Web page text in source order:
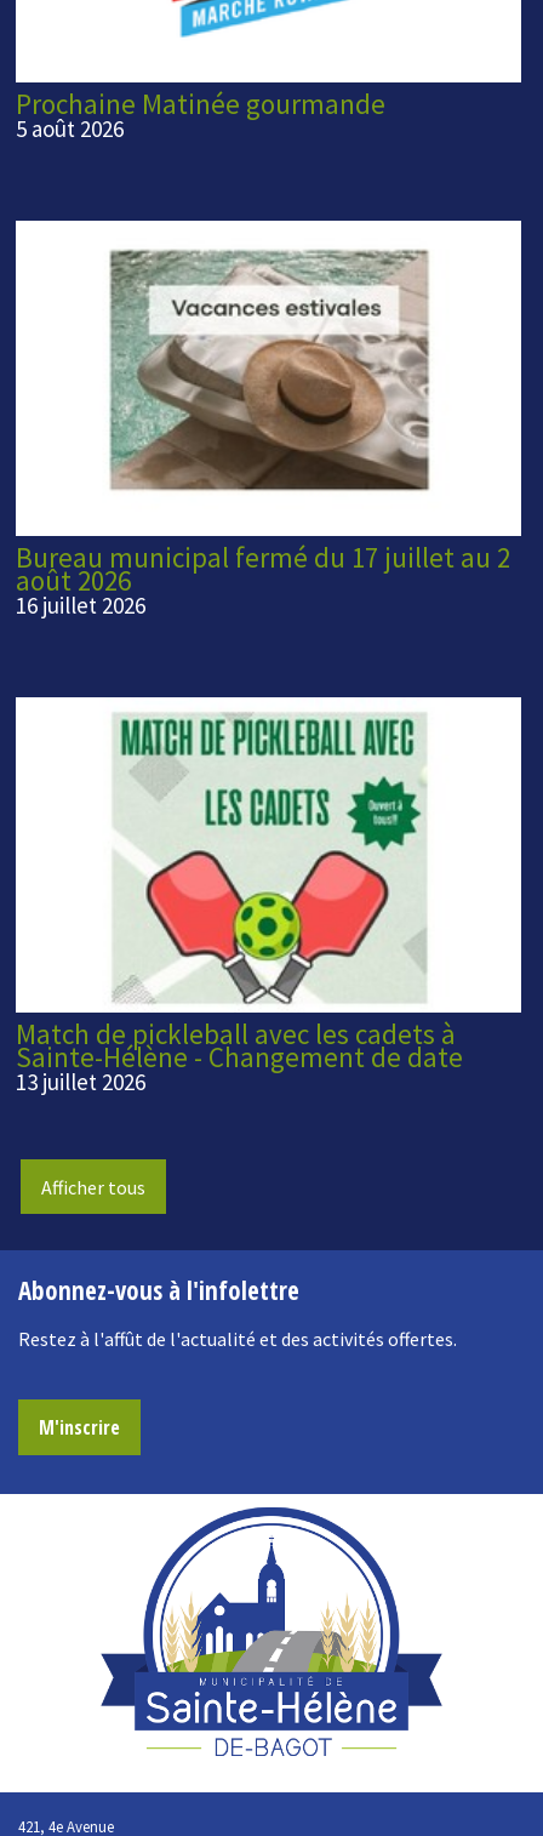
Prochaine Matinée gourmande
5 août 2026
Bureau municipal fermé du 17 juillet au 2
août 2026
16 juillet 2026
Match de pickleball avec les cadets à
Sainte-Hélène - Changement de date
13 juillet 2026
Afficher tous
Abonnez-vous à l'infolettre
Restez à l'affût de l'actualité et des activités offertes.
M'inscrire
421, 4e Avenue